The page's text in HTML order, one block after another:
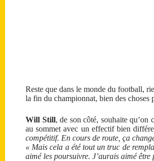
Reste que dans le monde du football,
la fin du championnat, bien des choses
Will Still, de son côté, souhaite qu’on
au sommet avec un effectif bien
compétitif. En cours de route, ça
« Mais cela a été tout un truc de
aimé les poursuivre. J’aurais aimé être